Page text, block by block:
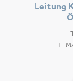
Leitung
E-